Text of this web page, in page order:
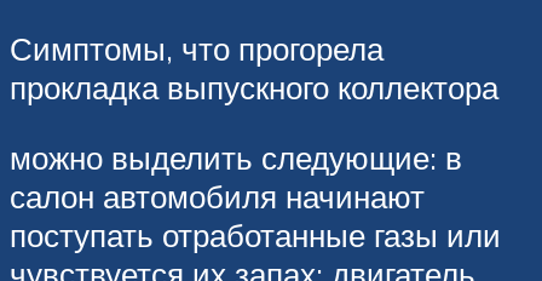
Симптомы, что прогорела
прокладка выпускного коллектора
можно выделить следующие: в
салон автомобиля начинают
поступать отработанные газы или